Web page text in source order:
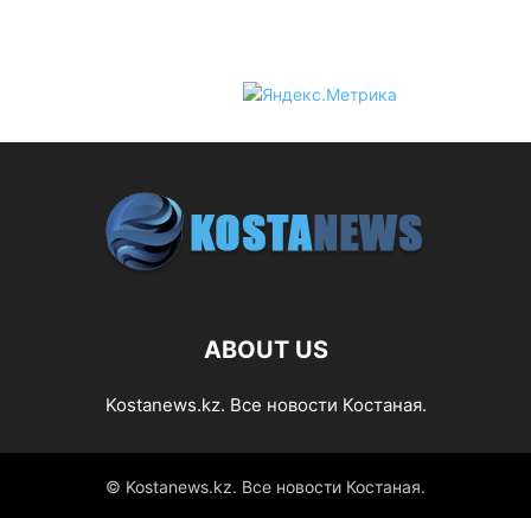
ABOUT US
Kostanews.kz. Все новости Костаная.
© Kostanews.kz. Все новости Костаная.